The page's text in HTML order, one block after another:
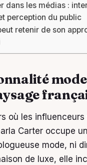
dans les médias :
perception du public
retenir de son
où les
Carter occupe
mode, ni
de luxe, elle